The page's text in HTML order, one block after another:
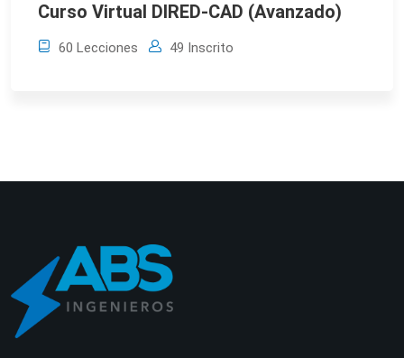
Curso Virtual DIRED-CAD (Avanzado)
60 Lecciones 49 Inscrito